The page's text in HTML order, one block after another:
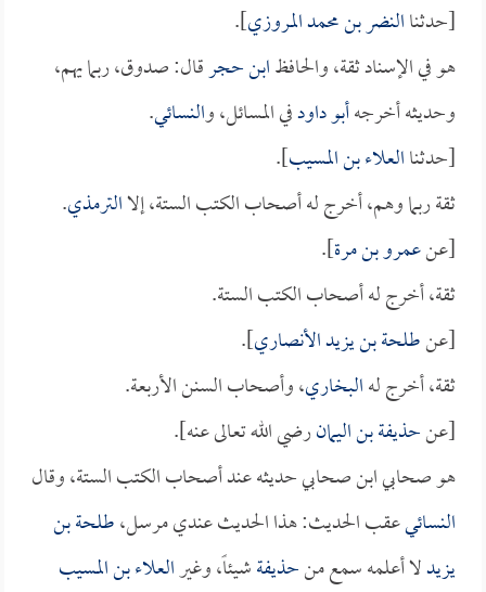
[حدثناالنضر بن محمد المروزي].
هو في الإسناد ثقة، والحافظابن حجرقال: صدوق، ربما يهم،
وحديثه أخرجهأبو داودفي المسائل، والنسائي.
[حدثناالعلاء بن المسيب].
ثقة ربما وهم، أخرج له أصحاب الكتب الستة، إلاالترمذي.
[عنعمرو بن مرة].
ثقة، أخرج له أصحاب الكتب الستة.
[عنطلحة بن يزيد الأنصاري].
ثقة، أخرج لهالبخاري، وأصحاب السنن الأربعة.
[عنحذيفة بن اليمانرضي الله تعالى عنه].
هو صحابي ابن صحابي حديثه عند أصحاب الكتب الستة، وقال
النسائيعقب الحديث: هذا الحديث عندي مرسل،طلحة بن
يزيدلا أعلمه سمع منحذيفةشيئاً، وغيرالعلاء بن المسيب